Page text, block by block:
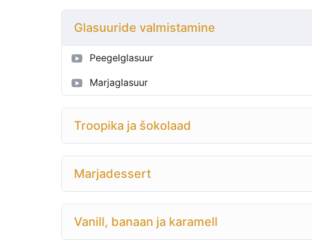
Glasuuride valmistamine
Peegelglasuur
Marjaglasuur
Troopika ja šokolaad
Marjadessert
Vanill, banaan ja karamell